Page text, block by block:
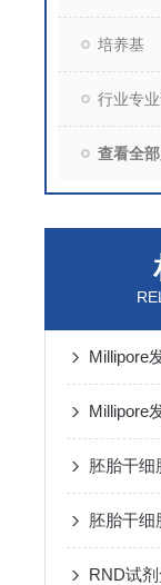
培养基
行业专业
查看全
胚胎干细
胚胎干细
RND试